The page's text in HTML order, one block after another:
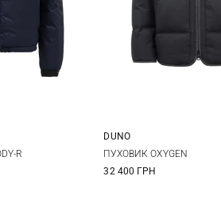
L
R
48 50
DUNO
ПУХОВИК OXYGEN
32 400 ГРН